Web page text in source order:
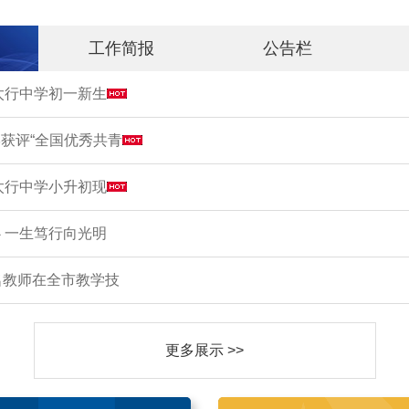
工作简报 公告栏
中学初一新生
评“全国优秀共青
中学小升初现
生笃行向光明
师在全市教学技
更多展示 >>